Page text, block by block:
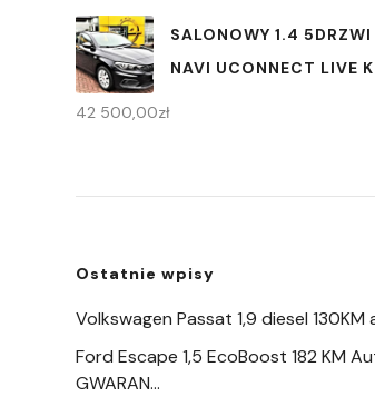
SALONOWY 1.4 5DRZWI
NAVI UCONNECT LIVE
42 500,00zł
Ostatnie wpisy
Volkswagen Passat 1,9 diesel
Ford Escape 1,5 EcoBoost 182 KM
GWARAN…